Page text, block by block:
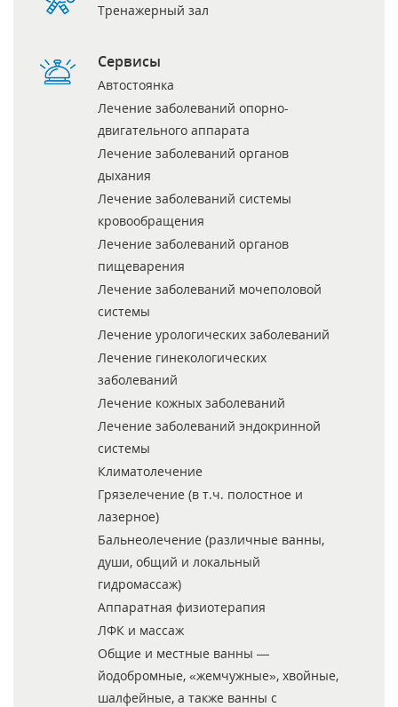
Тренажерный зал
Сервисы
Автостоянка
Лечение заболеваний опорно-
двигательного аппарата
Лечение заболеваний органов
дыхания
Лечение заболеваний системы
кровообращения
Лечение заболеваний органов
пищеварения
Лечение заболеваний мочеполовой
системы
Лечение урологических заболеваний
Лечение гинекологических
заболеваний
Лечение кожных заболеваний
Лечение заболеваний эндокринной
системы
Климатолечение
Грязелечение (в т.ч. полостное и
лазерное)
Бальнеолечение (различные ванны,
души, общий и локальный
гидромассаж)
Аппаратная физиотерапия
ЛФК и массаж
Общие и местные ванны —
йодобромные, «жемчужные», хвойные,
шалфейные, а также ванны с